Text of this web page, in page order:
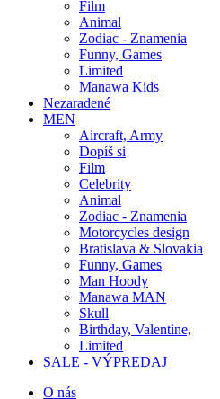
Film
Animal
Zodiac - Znamenia
Funny, Games
Limited
Manawa Kids
Nezaradené
MEN
Aircraft, Army
Dopíš si
Film
Celebrity
Animal
Zodiac - Znamenia
Motorcycles design
Bratislava & Slovakia
Funny, Games
Man Hoody
Manawa MAN
Skull
Birthday, Valentine,
Limited
SALE - VÝPREDAJ
O nás